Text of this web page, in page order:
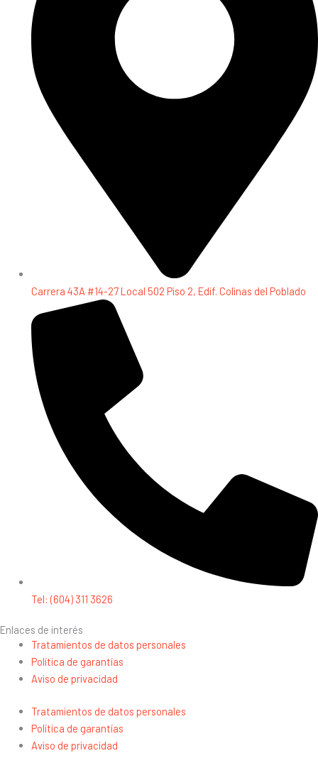
Carrera 43A #14-27 Local 502 Piso 2, Edif. Colinas del Poblado
Tel: (604) 311 3626
Enlaces de interés
Tratamientos de datos personales
Política de garantías
Aviso de privacidad
Tratamientos de datos personales
Política de garantías
Aviso de privacidad